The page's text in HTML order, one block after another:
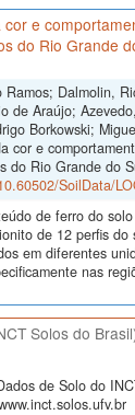
e
do Rio Grande
Ramos; Dalmolin,
de Araújo;
Borkowski;
cor e
do Rio Grande do
SoilData/
de ferro do
de 12 perfis do
em diferentes
nas
Solos do
de Solo do